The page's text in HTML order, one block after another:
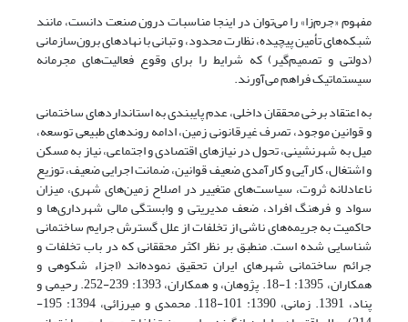
مفهوم «جرم‌زا» را می‌‌‌توان در اینجا مناسبات درون صنعت دانست، مانند
شبکه‌‌‌های تأمین پیچیده، نظارت محدود، و تبانی با نهادهای برون‌سازمانی
(دولتی و تصمیم‌گیر) که شرایط را برای وقوع فعالیت‌‌‌های مجرمانه
سیستماتیک فراهم می‌آورند.
به اعتقاد برخی محققان داخلی، عدم پایبندی به استانداردهای ساختمانی
و قوانین موجود، تصرف غیرقانونی زمین، ادامه روندهای طبیعی توسعه،
میل به شهرنشینی، تحول در نیازهای اقتصادی و اجتماعی، نیاز به مسکن
و اشتغال، کارآیی و کارآمدی ضعیف قوانین، ضمانت اجرایی ضعیف، توزیع
ناعادلانه ثروت، سیاست‌های متغییر در اصلاح زمین‌های شهری، میزان
سواد و فرهنگ افراد، ضعف مدیریتی و وابستگی مالی شهرداری‌ها و
حاکمیت به جریمه‌های ناشی از تخلفات از علل گسترش جرایم ساختمانی
شناسایی شده است. منطبق بر نظر اکثر محققانی که در باب تخلفات و
جرائم ساختمانی شهرهای ایران تحقیق نموده‌اند (اجزاء شکوهی و
همکاران، 1395: 1-18. پژوهان، و همکاران، 1393: 239-252. رحیمی و
پناد، 1391. زمانی، 1390: 101-118. محمدی و میرزائی، 1394: 195-